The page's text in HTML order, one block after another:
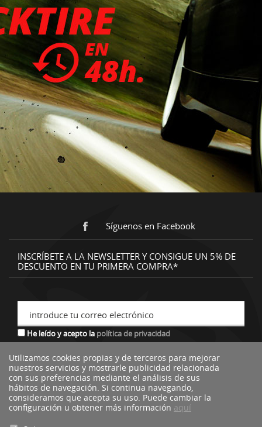
Síguenos en Facebook
INSCRÍBETE A LA NEWSLETTER Y CONSIGUE UN 5% DE
DESCUENTO EN TU PRIMERA COMPRA*
introduce tu correo electrónico
He leído y acepto la política de privacidad
*descuento no acumulable a otras ofertas o promociones.
Utilizamos cookies propias y de terceros para mejorar
nuestros servicios y mostrarle publicidad relacionada
con sus preferencias mediante el análisis de sus
hábitos de navegación. Si continua navegando,
consideramos que acepta su uso. Puede cambiar la
configuración u obtener más información aquí